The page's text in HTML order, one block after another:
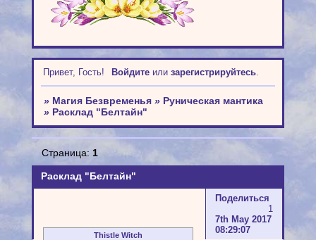
Привет, Гость! Войдитеили зарегистрируйтесь.
» Магия Безвременья » Руническая мантика
» Расклад "Белтайн"
Расклад "Белтайн"
Страница: 1
Поделиться
1
7th May 2017
08:29:07
Thistle Witch